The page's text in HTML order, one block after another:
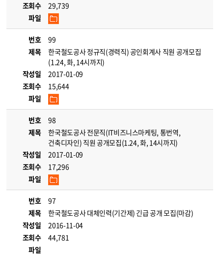
조회수
29,739
파일
번호
99
제목
한국철도공사 정규직(경력직) 공인회계사 직원 공개모집
(1.24, 화, 14시까지)
작성일
2017-01-09
조회수
15,644
파일
번호
98
제목
한국철도공사 전문직(IT비즈니스마케팅, 통번역,
건축디자인) 직원 공개모집(1.24, 화, 14시까지)
작성일
2017-01-09
조회수
17,296
파일
번호
97
제목
한국철도공사 대체인력(기간제) 긴급 공개 모집(마감)
작성일
2016-11-04
조회수
44,781
파일